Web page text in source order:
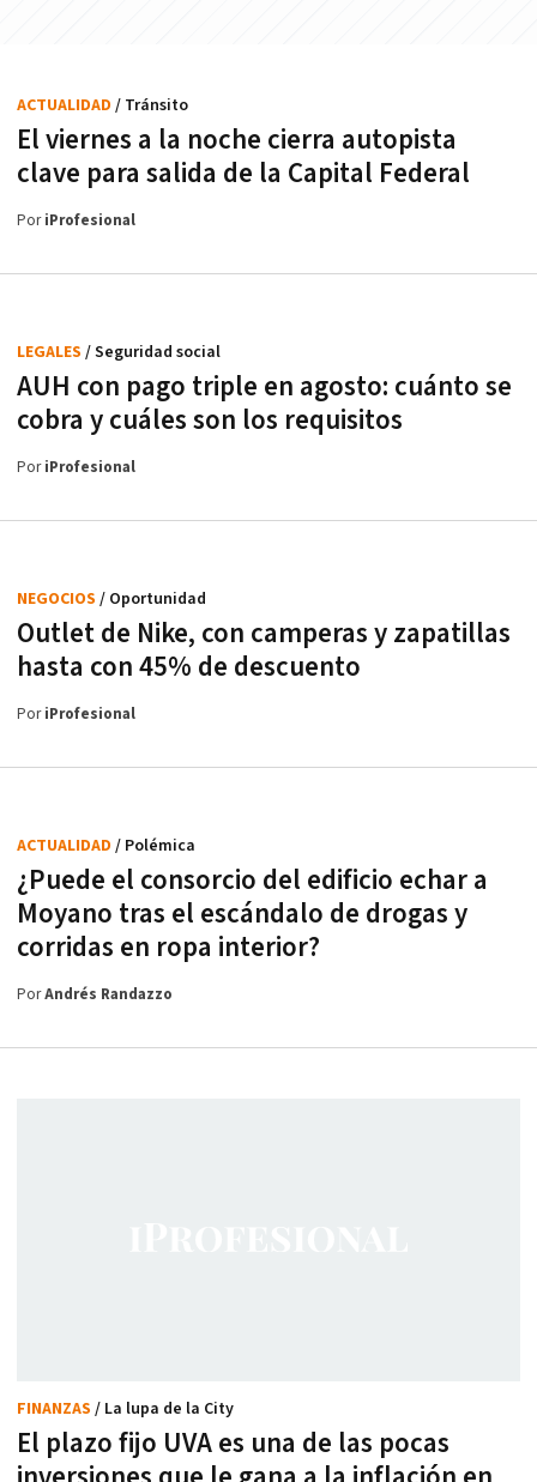
El viernes a la noche cierra autopista
clave para salida de la Capital Federal
ACTUALIDAD / Tránsito
PoriProfesional
AUH con pago triple en agosto: cuánto se
cobra y cuáles son los requisitos
LEGALES / Seguridad social
PoriProfesional
Outlet de Nike, con camperas y zapatillas
hasta con 45% de descuento
NEGOCIOS / Oportunidad
PoriProfesional
¿Puede el consorcio del edificio echar a
Moyano tras el escándalo de drogas y
corridas en ropa interior?
ACTUALIDAD / Polémica
PorAndrés Randazzo
El plazo fijo UVA es una de las pocas
FINANZAS / La lupa de la City